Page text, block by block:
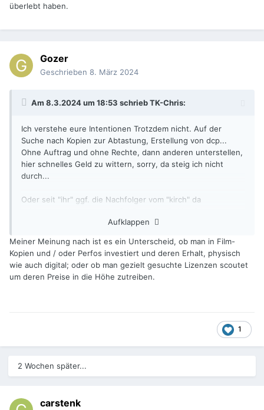
überlebt haben.
Gozer
Geschrieben 8. März 2024
Am 8.3.2024 um 18:53 schriebTK-Chris:
Ich verstehe eure Intentionen Trotzdem nicht. Auf der
Suche nach Kopien zur Abtastung, Erstellung von dcp...
Ohne Auftrag und ohne Rechte, dann anderen unterstellen,
hier schnelles Geld zu wittern, sorry, da steig ich nicht
durch...
Oder seit "ihr" ggf. die Nachfolger vom "kirch" da
damals gottseidank überlebt haben.
Aufklappen
Meiner Meinung nach ist es ein Unterscheid, ob man in Film-
Kopien und / oder Perfos investiert und deren Erhalt, physisch
wie auch digital; oder ob man gezielt gesuchte Lizenzen scoutet
um deren Preise in die Höhe zutreiben.
1
2 Wochen später...
carstenk